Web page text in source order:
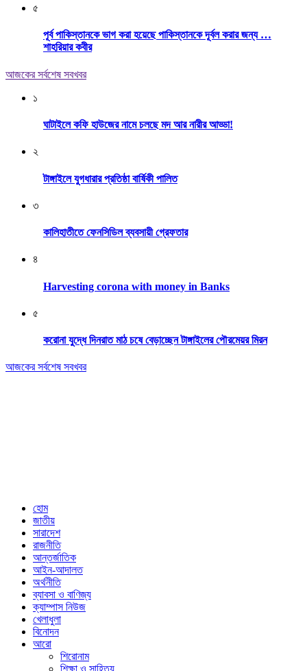
৫
পূর্ব পাকিস্তানকে ভাগ করা হয়েছে পাকিস্তানকে দূর্বল করার জন্য …
শাহরিয়ার কবীর
আজকের সর্বশেষ সবখবর
১
ঘাটাইলে কফি হাউজের নামে চলছে মদ আর নারীর আড্ডা!
২
টাঙ্গাইলে যুগধারার প্রতিষ্ঠা বার্ষিকী পালিত
৩
কালিহাতীতে ফেনসিডিল ব্যবসায়ী গ্রেফতার
৪
Harvesting corona with money in Banks
৫
করোনা যুদ্ধে দিনরাত মাঠ চষে বেড়াচ্ছেন টাঙ্গাইলের পৌরমেয়র মিরন
আজকের সর্বশেষ সবখবর
হোম
জাতীয়
সারাদেশ
রাজনীতি
আন্তর্জাতিক
আইন-আদালত
অর্থনীতি
ব্যাবসা ও বাণিজ্য
ক্যাম্পাস নিউজ
খেলাধুলা
বিনোদন
আরো
শিরোনাম